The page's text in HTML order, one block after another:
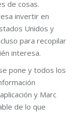
de cosas.
invertir en
Unidos y
para recopilar
interesa.
pone y todos los
y Marc
de lo que